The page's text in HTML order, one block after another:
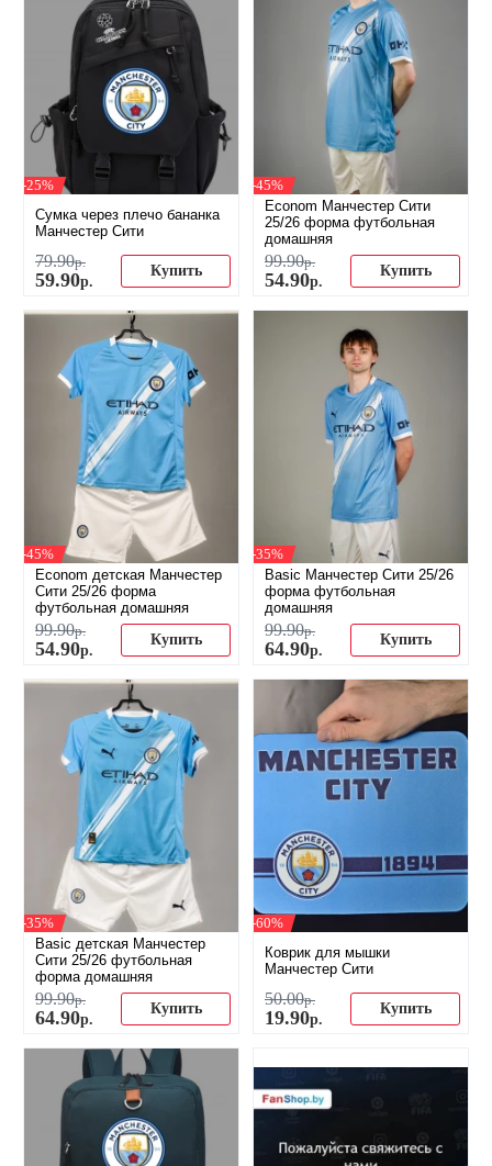
-25%
Сумка через плечо бананка
Манчестер Сити
79.90р.
59.90р.
Купить
-45%
Econom Манчестер Сити
25/26 форма футбольная
домашняя
99.90р.
54.90р.
Купить
-45%
Econom детская Манчестер
Сити 25/26 форма
футбольная домашняя
99.90р.
54.90р.
Купить
-35%
Basic Манчестер Сити 25/26
форма футбольная
домашняя
99.90р.
64.90р.
Купить
-35%
Basic детская Манчестер
Сити 25/26 футбольная
форма домашняя
99.90р.
64.90р.
Купить
-60%
Коврик для мышки
Манчестер Сити
50.00р.
19.90р.
Купить